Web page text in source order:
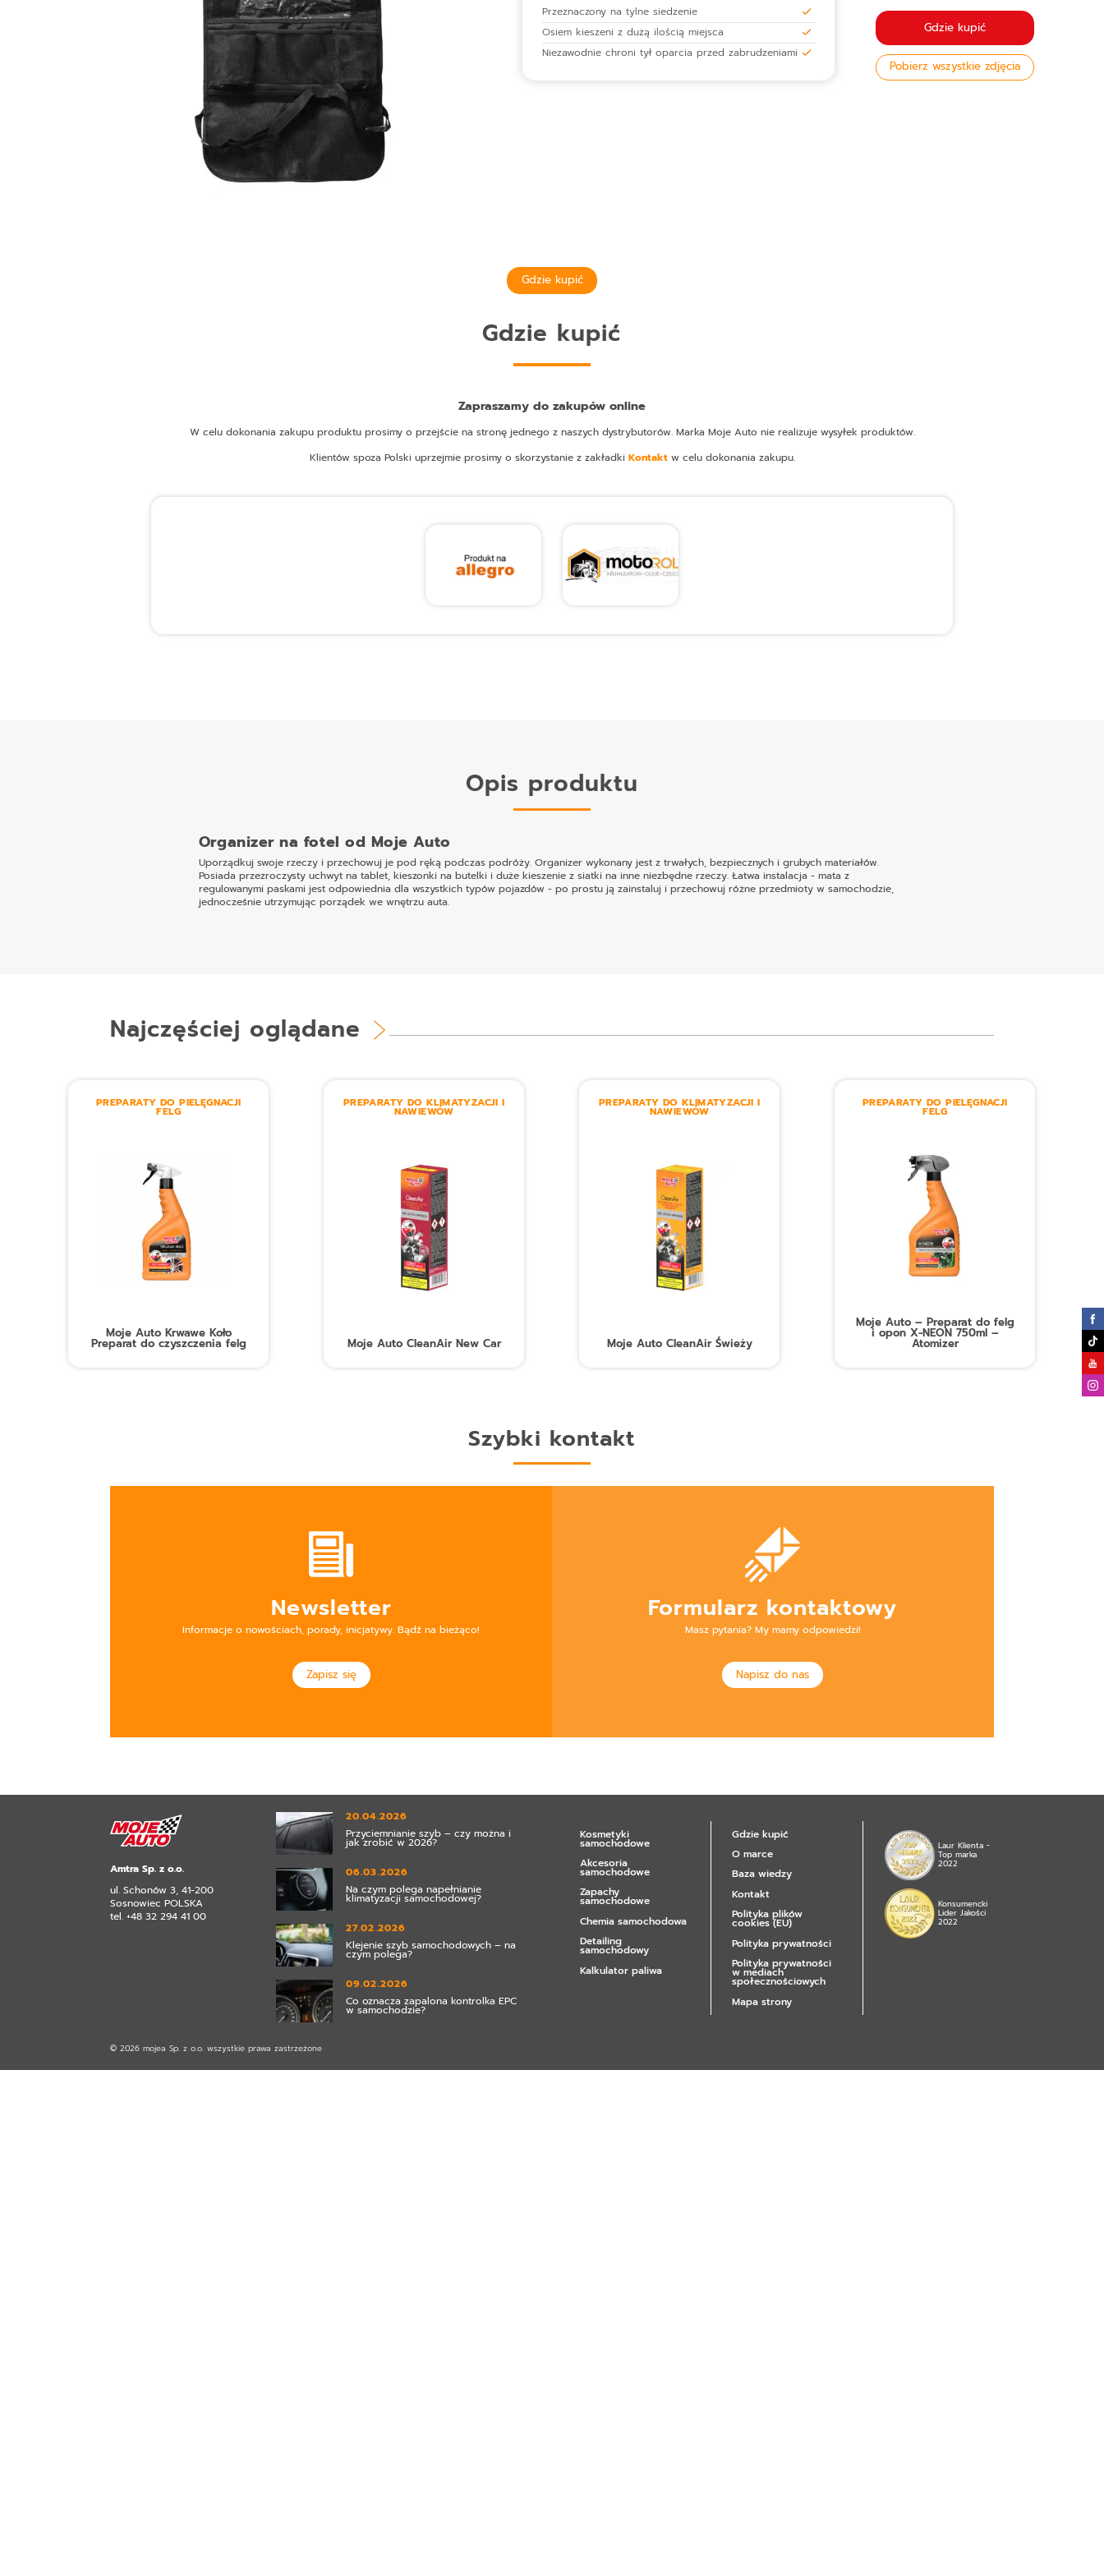
Przeznaczony na tylne siedzenie
Osiem kieszeni z dużą ilością miejsca
Niezawodnie chroni tył oparcia przed zabrudzeniami
Gdzie kupić
Pobierz wszystkie zdjęcia
Gdzie kupić
Gdzie kupić
Zapraszamy do zakupów online
W celu dokonania zakupu produktu prosimy o przejście na stronę jednego z naszych dystrybutorów. Marka Moje Auto nie realizuje wysyłek produktów.
Klientów spoza Polski uprzejmie prosimy o skorzystanie z zakładki Kontaktw celu dokonania zakupu.
Opis produktu
Organizer na fotel od Moje Auto
Uporządkuj swoje rzeczy i przechowuj je pod ręką podczas podróży. Organizer wykonany jest z trwałych, bezpiecznych i grubych materiałów.
Posiada przezroczysty uchwyt na tablet, kieszonki na butelki i duże kieszenie z siatki na inne niezbędne rzeczy. Łatwa instalacja - mata z
regulowanymi paskami jest odpowiednia dla wszystkich typów pojazdów - po prostu ją zainstaluj i przechowuj różne przedmioty w samochodzie,
jednocześnie utrzymując porządek we wnętrzu auta.
Najczęściej oglądane
PREPARATY DO PIELĘGNACJI
FELG
Moje Auto Krwawe Koło
Preparat do czyszczenia felg
PREPARATY DO KLIMATYZACJI I
NAWIEWÓW
Moje Auto CleanAir New Car
PREPARATY DO KLIMATYZACJI I
NAWIEWÓW
Moje Auto CleanAir Świeży
PREPARATY DO PIELĘGNACJI
FELG
Moje Auto – Preparat do felg
i opon X-NEON 750ml –
Atomizer
Szybki kontakt
Newsletter
Informacje o nowościach, porady, inicjatywy. Bądź na bieżąco!
Zapisz się
Formularz kontaktowy
Masz pytania? My mamy odpowiedzi!
Napisz do nas
Amtra Sp. z o.o.
ul. Schonów 3, 41-200
Sosnowiec POLSKA
tel. +48 32 294 41 00
20.04.2026
Przyciemnianie szyb – czy można i
jak zrobić w 2026?
06.03.2026
Na czym polega napełnianie
klimatyzacji samochodowej?
27.02.2026
Klejenie szyb samochodowych – na
czym polega?
09.02.2026
Co oznacza zapalona kontrolka EPC
w samochodzie?
Kosmetyki
samochodowe
Akcesoria
samochodowe
Zapachy
samochodowe
Chemia samochodowa
Detailing
samochodowy
Kalkulator paliwa
Gdzie kupić
O marce
Baza wiedzy
Kontakt
Polityka plików
cookies (EU)
Polityka prywatności
Polityka prywatności
w mediach
społecznościowych
Mapa strony
Laur Klienta -
Top marka
2022
Konsumencki
Lider Jakości
2022
© 2026 mojea Sp. z o.o. wszystkie prawa zastrzeżone